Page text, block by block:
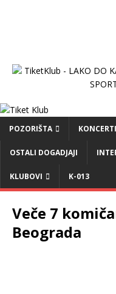
POZORIŠTA KONCERTI
OSTALI DOGADJAJI
KLUBOVI K-013
Veče 7
Beograda